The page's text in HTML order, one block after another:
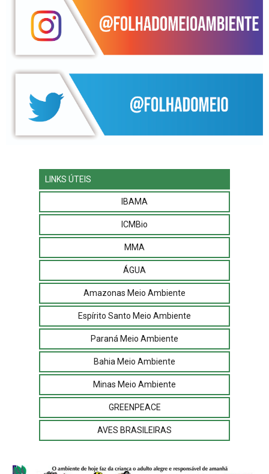
LINKS ÚTEIS
IBAMA
ICMBio
MMA
ÁGUA
Amazonas Meio Ambiente
Espírito Santo Meio Ambiente
Paraná Meio Ambiente
Bahia Meio Ambiente
Minas Meio Ambiente
GREENPEACE
AVES BRASILEIRAS